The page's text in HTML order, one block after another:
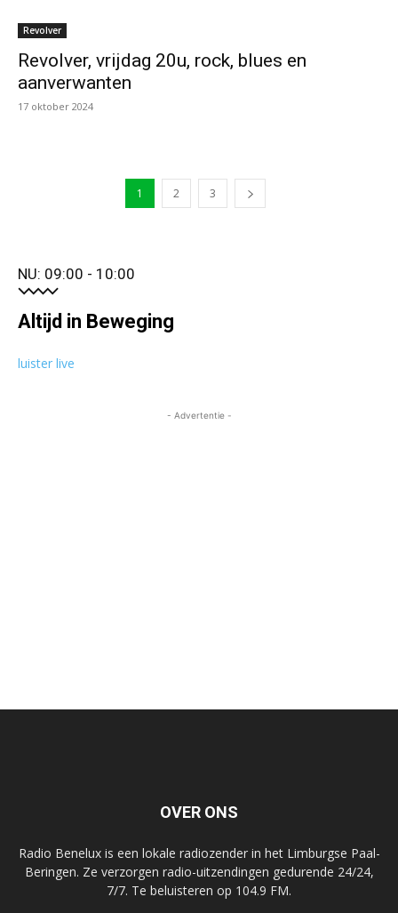
Revolver
Revolver, vrijdag 20u, rock, blues en
aanverwanten
17 oktober 2024
1 2 3
NU: 09:00 - 10:00
Altijd in Beweging
luister live
- Advertentie -
OVER ONS
Radio Benelux is een lokale radiozender in het Limburgse Paal-
Beringen. Ze verzorgen radio-uitzendingen gedurende 24/24,
7/7. Te beluisteren op 104.9 FM.